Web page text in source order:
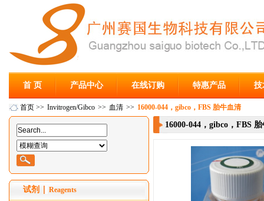
首 页 产品中心 在线订购 特惠产品 技
首页 >> Invitrogen/Gibco >> 血清 >> 16000-044，gibco，FBS 胎牛血清
试剂 Reagents
16000-044，gibco，FBS